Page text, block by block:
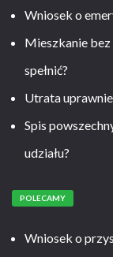
Wniosek o
Mieszkanie bez
spełnić?
Utrata
Spis
udziału?
POLECAMY
Wniosek o